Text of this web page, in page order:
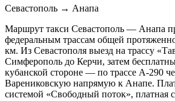
Севастополь → Анапа
Маршрут такси Севастополь — Анапа
федеральным трассам общей
км. Из Севастополя выезд на трассу
Симферополь до Керчи, затем
кубанской стороне — по трассе А-290
Варениковскую напрямую к Анапе.
системой «Свободный поток», платная